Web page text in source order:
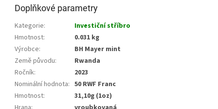
Doplňkové parametry
Kategorie:
Investiční stříbro
Hmotnost:
0.031 kg
Výrobce:
BH Mayer mint
Země původu:
Rwanda
Ročník:
2023
Nominální hodnota: 50 RWF Franc
Hmotnost:
31,10g (1oz)